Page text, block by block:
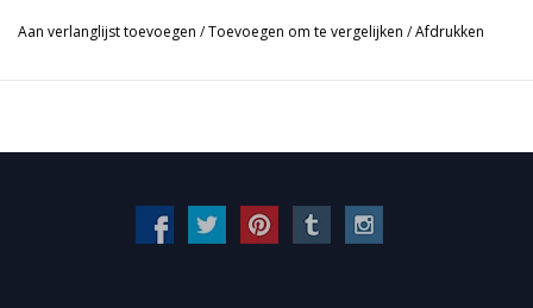
Aan verlanglijst toevoegen /Toevoegen om te vergelijken /Afdrukken